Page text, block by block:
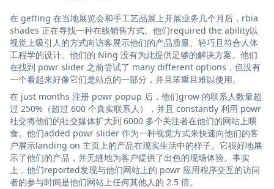
在 getting 在当地展览会和手工艺品展上开展业务几个月后，rbia
shades 正在寻找一种在线销售方式。他们required the ability以
视觉上吸引人的方式向访客展示他们的产品质量、轻巧且符合人体
工程学的设计。他们的 Ning 没有为此提供足够的解决方案。他们
在找到 powr slider 之前尝试了 many different options，但没有
一个看起来好像它们是站点的一部分，并且笨重且难以使用。
在 just months 注册 powr popup 后，他们grow 的联系人数量超
过 250%（超过 600 个真实联系人），并且 constantly 利用 powr
社交将他们的社交媒体扩大到 6000 多个关注者在他们的网站上喂
食。他们added powr slider 作为一种视觉方式来快速向他们的客
户展示landing on 主页上的产品在现实生活中的样子。它很好地展
示了他们的产品，并无缝地为客户提供了出色的现场体验。事实
上，他们reported发现与他们网站上的 powr 应用程序交互的访问
者的参与时间是他们网站上任何其他人的 2.5 倍。